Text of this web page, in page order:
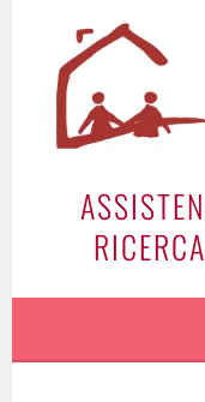
contenuto